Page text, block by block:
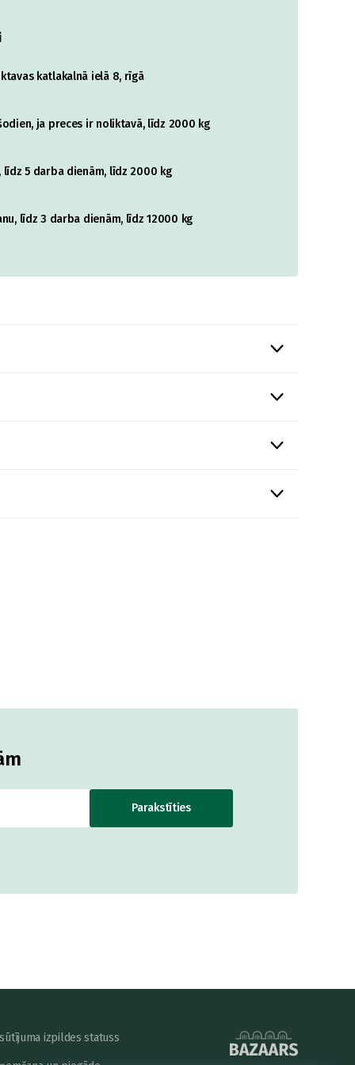
katlakalnā ielā 8, rīgā
ja preces ir noliktavā, līdz 2000 kg
5 darba dienām, līdz 2000 kg
līdz 3 darba dienām, līdz 12000 kg
Parakstīties
izpildes statuss